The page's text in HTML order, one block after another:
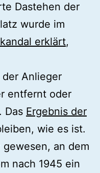
Dastehen der
wurde im
erklärt,
Anlieger
entfernt oder
Das Ergebnis der
wie es ist.
an dem
nach 1945 ein